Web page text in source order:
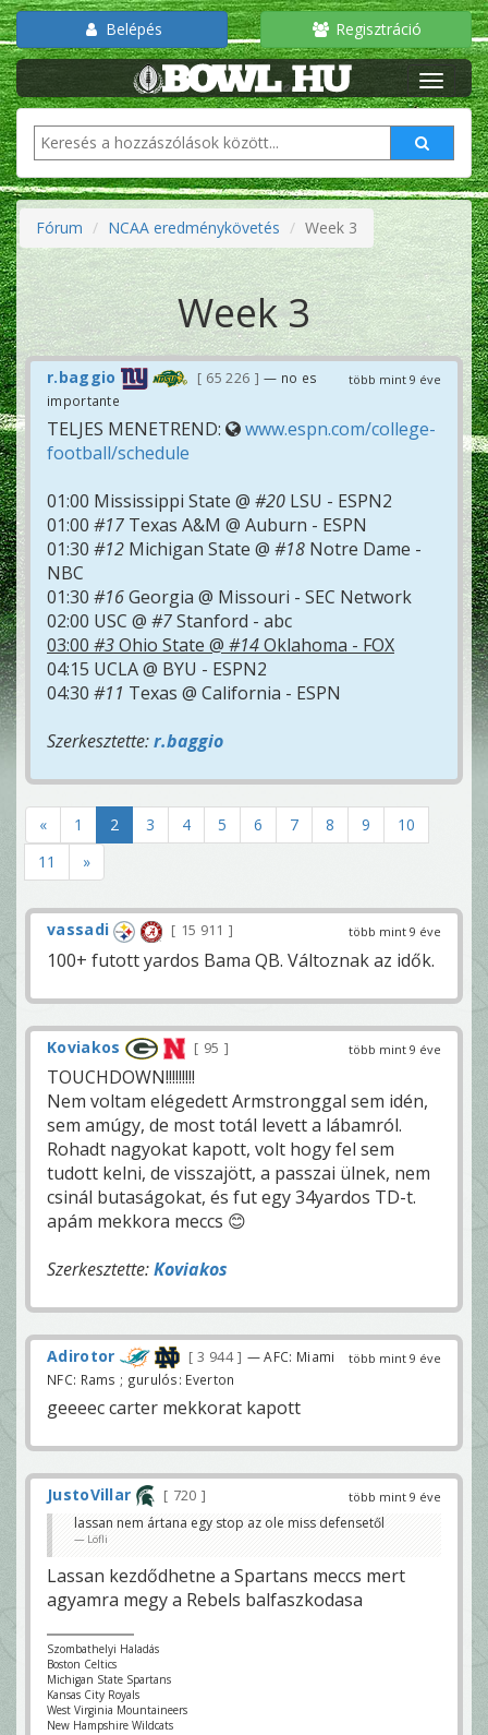
Belépés Regisztráció
Fórum NCAA eredménykövetés Week 3
Week 3
több mint 9 éve
r.baggio 65 226
— no es
importante
TELJES MENETREND:
www.espn.com/college-
football/schedule
01:00 Mississippi State @ #20 LSU - ESPN2
01:00 #17 Texas A&M @ Auburn - ESPN
01:30 #12 Michigan State @ #18 Notre Dame -
NBC
01:30 #16Georgia @ Missouri - SEC Network
02:00 USC @ #7Stanford - abc
03:00 #3Ohio State @ #14Oklahoma - FOX
04:15 UCLA @ BYU - ESPN2
04:30 #11 Texas @ California - ESPN
Szerkesztette:r.baggio
« 1 2 3 4 5 6 7 8 9
10
11
»
több mint 9 éve
vassadi 15 911
100+ futott yardos Bama QB. Változnak az idők.
több mint 9 éve
Koviakos 95
TOUCHDOWN!!!!!!!!!
Nem voltam elégedett Armstronggal sem idén,
sem amúgy, de most totál levett a lábamról.
Rohadt nagyokat kapott, volt hogy fel sem
tudott kelni, de visszajött, a passzai ülnek, nem
csinál butaságokat, és fut egy 34yardos TD-t.
apám mekkora meccs 😊
Szerkesztette:Koviakos
több mint 9 éve
Adirotor 3 944
— AFC: Miami
NFC: Rams ; gurulós: Everton
geeeec carter mekkorat kapott
több mint 9 éve
JustoVillar
720
lassan nem ártana egy stop az ole miss defensetől
Löfli
Lassan kezdődhetne a Spartans meccs mert
agyamra megy a Rebels balfaszkodasa
Szombathelyi Haladás
Boston Celtics
Michigan State Spartans
Kansas City Royals
West Virginia Mountaineers
New Hampshire Wildcats